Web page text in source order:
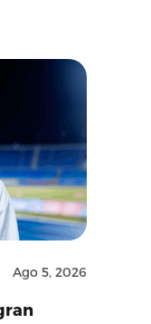
Ago 5, 2026